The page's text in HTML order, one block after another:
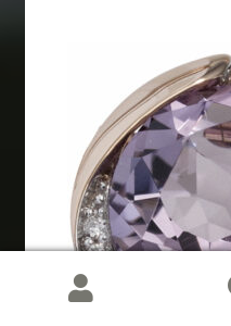
Suchen